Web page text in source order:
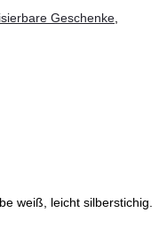
Geschenke,
weiß, leicht silberstichig.